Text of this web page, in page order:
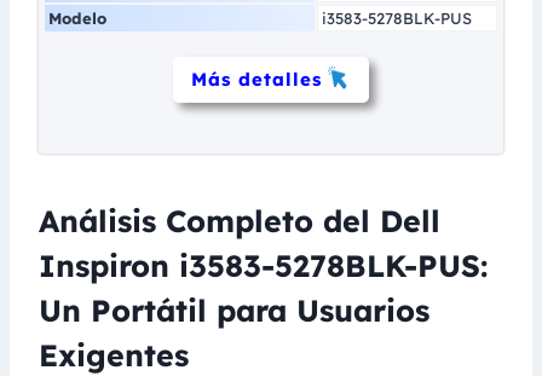
Modelo
i3583-5278BLK-PUS
Más detalles
Análisis Completo del Dell
Inspiron i3583-5278BLK-PUS:
Un Portátil para Usuarios
Exigentes